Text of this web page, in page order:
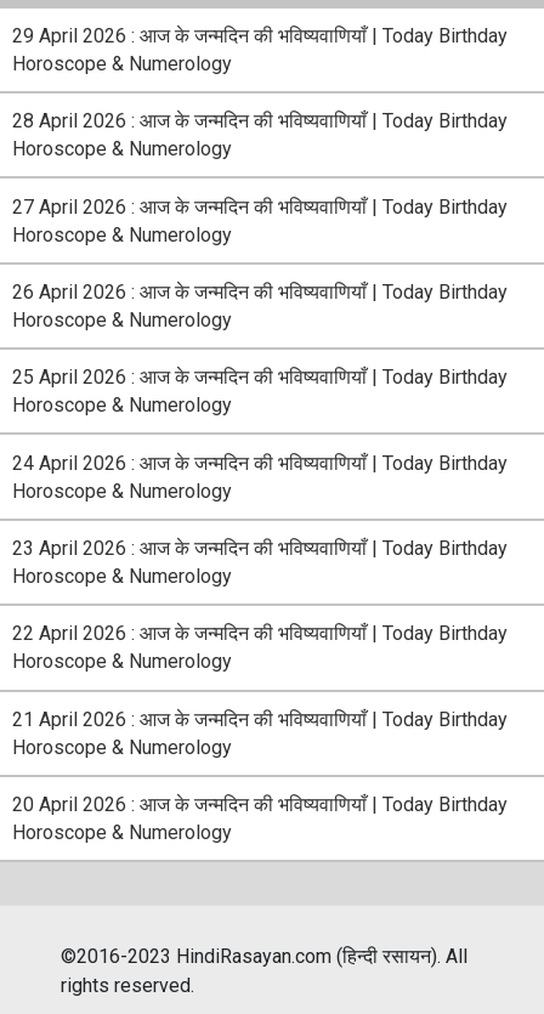
29 April 2026 : आज के जन्मदिन की भविष्यवाणियाँ | Today Birthday
Horoscope & Numerology
28 April 2026 : आज के जन्मदिन की भविष्यवाणियाँ | Today Birthday
Horoscope & Numerology
27 April 2026 : आज के जन्मदिन की भविष्यवाणियाँ | Today Birthday
Horoscope & Numerology
26 April 2026 : आज के जन्मदिन की भविष्यवाणियाँ | Today Birthday
Horoscope & Numerology
25 April 2026 : आज के जन्मदिन की भविष्यवाणियाँ | Today Birthday
Horoscope & Numerology
24 April 2026 : आज के जन्मदिन की भविष्यवाणियाँ | Today Birthday
Horoscope & Numerology
23 April 2026 : आज के जन्मदिन की भविष्यवाणियाँ | Today Birthday
Horoscope & Numerology
22 April 2026 : आज के जन्मदिन की भविष्यवाणियाँ | Today Birthday
Horoscope & Numerology
21 April 2026 : आज के जन्मदिन की भविष्यवाणियाँ | Today Birthday
Horoscope & Numerology
20 April 2026 : आज के जन्मदिन की भविष्यवाणियाँ | Today Birthday
Horoscope & Numerology
©2016-2023 HindiRasayan.com (हिन्दी रसायन). All
rights reserved.